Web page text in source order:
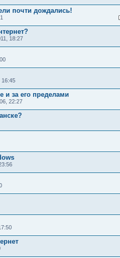
почти дождались!
18:27
16:45
и за его пределами
22:27